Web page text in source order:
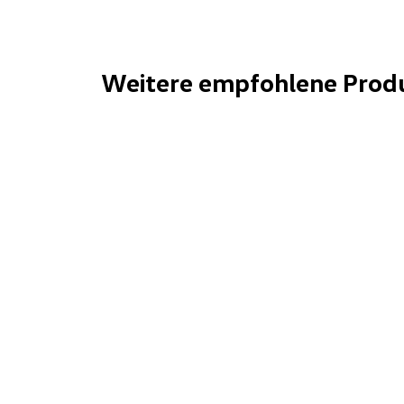
Weitere empfohlene